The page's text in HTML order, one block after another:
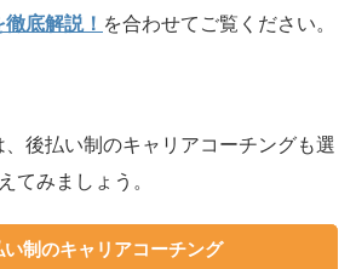
底解説！ を合わせてご覧ください。
後払い制のキャリアコーチングも選
てみましょう。
い制のキャリアコーチング